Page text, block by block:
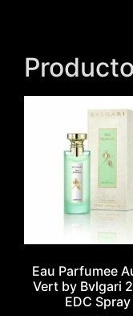
Eau Parfumee
Vert by Bvlgari
EDC Spray